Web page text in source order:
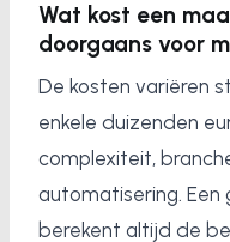
Wat kost een
doorgaans voor
De kosten variëren
enkele duizenden
complexiteit,
automatisering. Een
berekent altijd de